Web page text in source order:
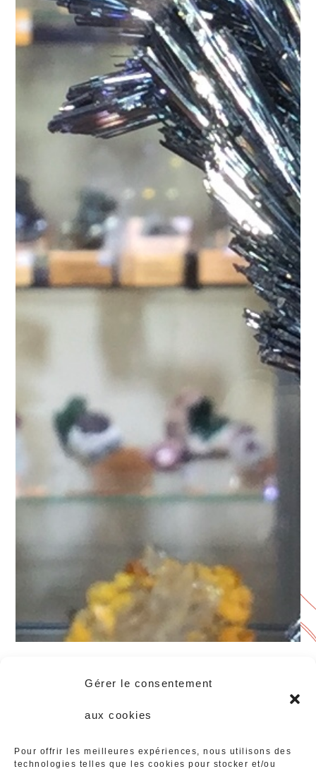
Gérer le consentement
aux cookies
Pour offrir les meilleures expériences, nous utilisons des
technologies telles que les cookies pour stocker et/ou